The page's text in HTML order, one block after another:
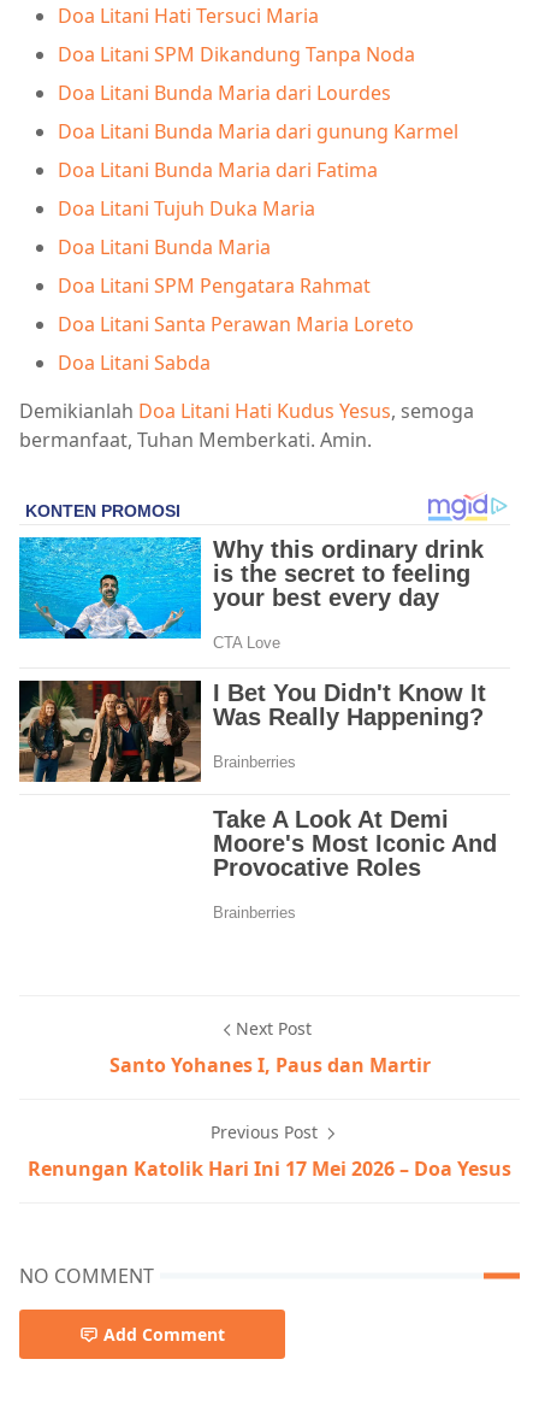
Doa Litani Hati Tersuci Maria
Doa Litani SPM Dikandung Tanpa Noda
Doa Litani Bunda Maria dari Lourdes
Doa Litani Bunda Maria dari gunung Karmel
Doa Litani Bunda Maria dari Fatima
Doa Litani Tujuh Duka Maria
Doa Litani Bunda Maria
Doa Litani SPM Pengatara Rahmat
Doa Litani Santa Perawan Maria Loreto
Doa Litani Sabda
Demikianlah Doa Litani Hati Kudus Yesus, semoga
bermanfaat, Tuhan Memberkati. Amin.
Next Post
Santo Yohanes I, Paus dan Martir
Previous Post
Renungan Katolik Hari Ini 17 Mei 2026 – Doa Yesus
NO COMMENT
Add Comment